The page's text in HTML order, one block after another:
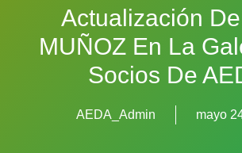
Actualización
MUÑOZ En La
Socios De
AEDA_Admin mayo